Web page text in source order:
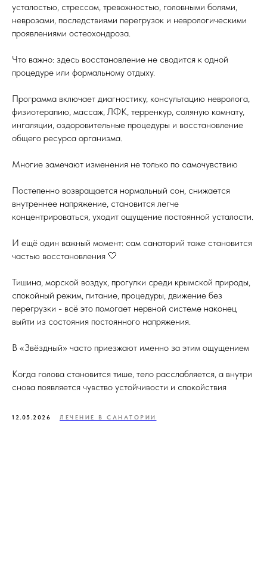
усталостью, стрессом, тревожностью, головными болями,
неврозами, последствиями перегрузок и неврологическими
проявлениями остеохондроза.
Что важно: здесь восстановление не сводится к одной
процедуре или формальному отдыху.
Программа включает диагностику, консультацию невролога,
физиотерапию, массаж, ЛФК, терренкур, соляную комнату,
ингаляции, оздоровительные процедуры и восстановление
общего ресурса организма.
Многие замечают изменения не только по самочувствию
Постепенно возвращается нормальный сон, снижается
внутреннее напряжение, становится легче
концентрироваться, уходит ощущение постоянной усталости.
И ещё один важный момент: сам санаторий тоже становится
частью восстановления 🤍
Тишина, морской воздух, прогулки среди крымской природы,
спокойный режим, питание, процедуры, движение без
перегрузки - всё это помогает нервной системе наконец
выйти из состояния постоянного напряжения.
В «Звёздный» часто приезжают именно за этим ощущением
Когда голова становится тише, тело расслабляется, а внутри
снова появляется чувство устойчивости и спокойствия
12.05.2026 ЛЕЧЕНИЕ В САНАТОРИИ